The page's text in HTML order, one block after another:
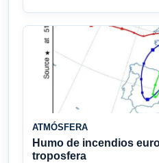
ATMÓSFERA
Humo de incendios
troposfera